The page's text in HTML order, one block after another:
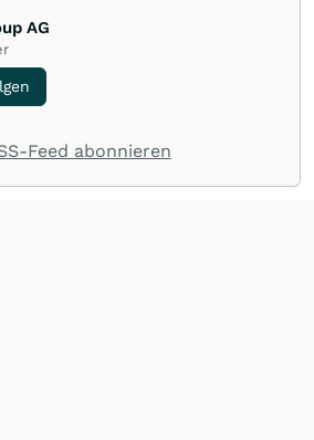
AG
Feed abonnieren